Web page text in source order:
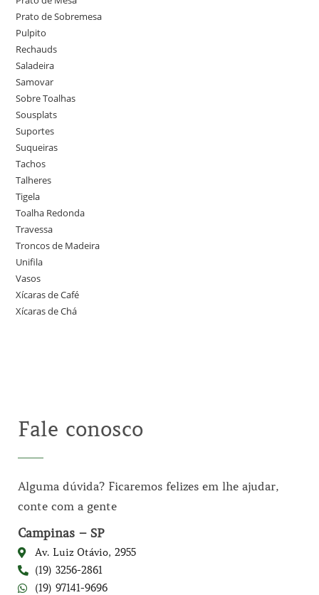
Prato de Sobremesa
Pulpito
Rechauds
Saladeira
Samovar
Sobre Toalhas
Sousplats
Suportes
Suqueiras
Tachos
Talheres
Tigela
Toalha Redonda
Travessa
Troncos de Madeira
Unifila
Vasos
Xícaras de Café
Xícaras de Chá
Fale conosco
Alguma dúvida? Ficaremos felizes em lhe ajudar,
conte com a gente
Campinas – SP
Av. Luiz Otávio, 2955
(19) 3256-2861
(19) 97141-9696